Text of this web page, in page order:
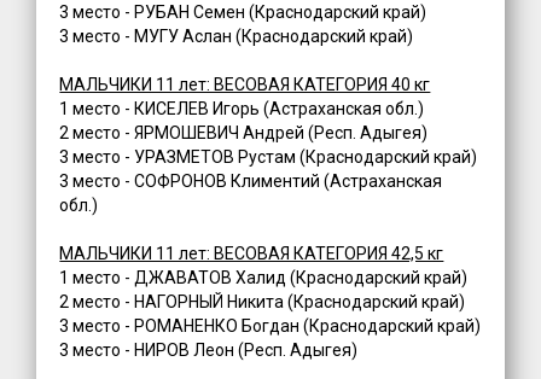
3 место - РУБАН Семен (Краснодарский край)
3 место - МУГУ Аслан (Краснодарский край)
МАЛЬЧИКИ 11 лет: ВЕСОВАЯ КАТЕГОРИЯ 40 кг
1 место - КИСЕЛЕВ Игорь (Астраханская обл.)
2 место - ЯРМОШЕВИЧ Андрей (Респ. Адыгея)
3 место - УРАЗМЕТОВ Рустам (Краснодарский край)
3 место - СОФРОНОВ Климентий (Астраханская
обл.)
МАЛЬЧИКИ 11 лет: ВЕСОВАЯ КАТЕГОРИЯ 42,5 кг
1 место - ДЖАВАТОВ Халид (Краснодарский край)
2 место - НАГОРНЫЙ Никита (Краснодарский край)
3 место - РОМАНЕНКО Богдан (Краснодарский край)
3 место - НИРОВ Леон (Респ. Адыгея)